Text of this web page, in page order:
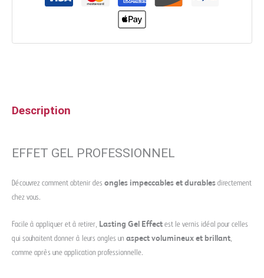
Description
EFFET GEL PROFESSIONNEL
Découvrez comment obtenir des ongles impeccables et durables directement
chez vous.
Facile à appliquer et à retirer, Lasting Gel Effect est le vernis idéal pour celles
qui souhaitent donner à leurs ongles un aspect volumineux et brillant,
comme après une application professionnelle.